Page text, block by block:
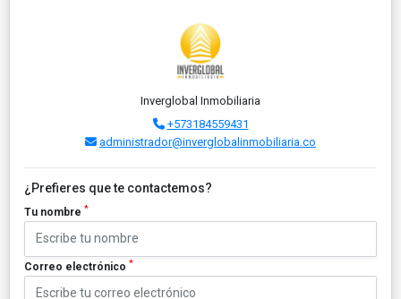
Inverglobal Inmobiliaria
+573184559431
administrador@inverglobalinmobiliaria.co
¿Prefieres que te contactemos?
Tu nombre *
Correo electrónico *